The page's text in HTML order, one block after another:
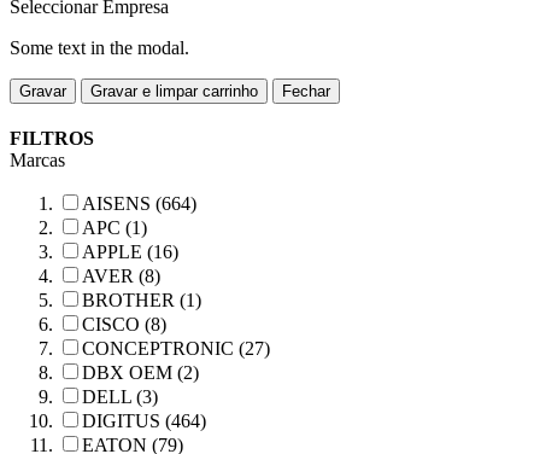
Seleccionar Empresa
Some text in the modal.
Gravar Gravar e limpar carrinho Fechar
FILTROS
Marcas
AISENS (664)
APC (1)
APPLE (16)
AVER (8)
BROTHER (1)
CISCO (8)
CONCEPTRONIC (27)
DBX OEM (2)
DELL (3)
DIGITUS (464)
EATON (79)